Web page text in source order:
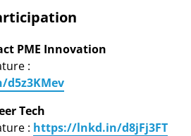
PME Innovation
:
Tech
: https://lnkd.in/d8jFj3FT